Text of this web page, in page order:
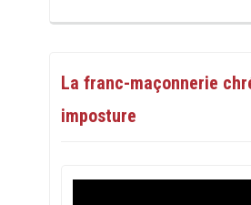
La franc-maçonnerie
imposture